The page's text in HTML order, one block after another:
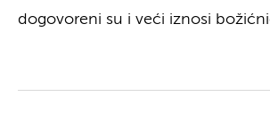
dogovoreni su i veći iznosi